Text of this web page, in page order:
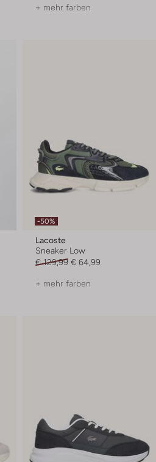
+ mehr farben
-50%
Lacoste
Sneaker Low
€ 129,99 € 64,99
+ mehr farben